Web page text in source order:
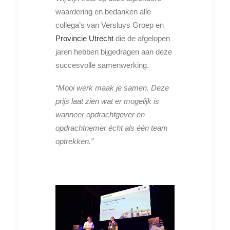
waardering en bedanken alle
collega’s van Versluys Groep en
Provincie Utrecht die de afgelopen
jaren hebben bijgedragen aan deze
succesvolle samenwerking.
“Mooi werk maak je samen. Deze
prijs laat zien wat er mogelijk is
wanneer opdrachtgever en
opdrachtnemer écht als één team
optrekken.”